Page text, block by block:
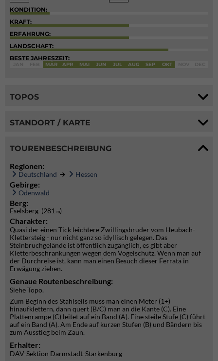
KONDITION:
KRAFT:
ERFAHRUNG:
LANDSCHAFT:
BESTE JAHRESZEIT:
MÄR APR MAI JUN JUL AUG SEP OKT
TOPOS
STANDORT / KARTE
TOURENBESCHREIBUNG
Regionen:
Deutschland Hessen
Gebirge:
Odenwald
Berg:
Eselsberg (281 m)
Charakter:
Quasi der einen Tick leichtere Zwillingsbruder vom Heubach-
Klettersteig - nur nicht ganz so idyllisch gelegen. Das
Steinbruchgelände ist öffentlich zugänglich, es gibt aber
Kletterbeschränkungen wegen dem Vogelschutz. Wenn man auf
der Durchreise ist, kann man einen Besuch dieser Ferrata in
Erwägung ziehen.
Genaue Routenbeschreibung:
Siehe Topo.
Zum Beginn des Stahlseils muss man einen Meter (1+)
hinaufklettern, dann quert (B/C) man an die Kante (C). Eine
Plattenrampe (C) leitet auf ein Band (A). Eine steile Stufe (C) führt
auf ein Band (A). Am Ende auf kurzen Stufen (B) und Bändern bis
zum Ausstieg beim Zaun.
Erhalter:
DAV-Sektion Darmstadt-Starkenburg